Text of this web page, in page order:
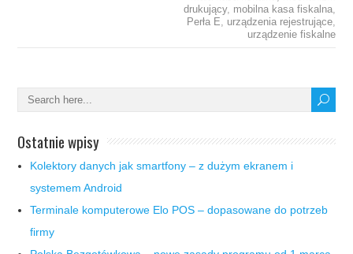
drukujący, mobilna kasa fiskalna,
Perła E
urządzenia rejestrujące,
urządzenie fiskalne
Ostatnie wpisy
Kolektory danych jak smartfony – z dużym ekranem i
systemem Android
Terminale komputerowe Elo POS – dopasowane do potrzeb
firmy